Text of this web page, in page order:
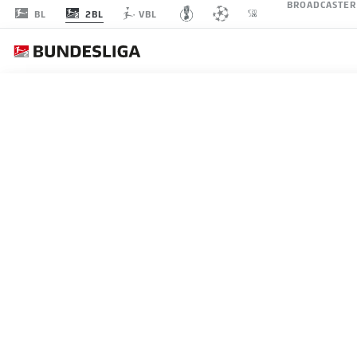
BL 2BL VBL
BROADCASTER